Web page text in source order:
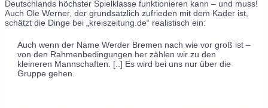
Deutschlands höchster Spielklasse funktionieren kann – und muss!
Auch Ole Werner, der grundsätzlich zufrieden mit dem Kader ist,
schätzt die Dinge bei „kreiszeitung.de“ realistisch ein:
Auch wenn der Name Werder Bremen nach wie vor groß ist –
von den Rahmenbedingungen her zählen wir zu den
kleineren Mannschaften. [..] Es wird bei uns nur über die
Gruppe gehen.